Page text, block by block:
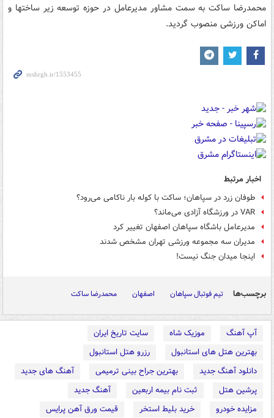
محمدرضا ساکت به سمت مشاور مدیرعامل در حوزه توسعه زیر ساختها و
اماکن ورزشی منصوب گردید.
اخبار مرتبط
طوفان زرد در سپاهان؛ ساکت با کوله بار ناکامی می‌رود؟
VAR در ورزشگاه آزادی می‌ماند؟
مدیرعامل باشگاه سپاهان اصفهان تغییر کرد
مدیران سه مجموعه ورزشی تهران مشخص شدند
اینجا میدان جنگ نیست!
برچسب‌ها تیم فوتبال سپاهان اصفهان محمدرضا ساکت
آپ آهنگ موزیک شاه
سایت تاریخ ایران
بهترین هتل های استانبول
رزرو هتل استانبول
دانلود آهنگ جدید
بهترین جراح بینی ترمیمی
آهنگ های جدید
پرشین هتل
ثبت نام بیمه اربعین
آهنگ جدید
مزایده خودرو
خرید بلیط استخر
قیمت ورق آهن پرایس